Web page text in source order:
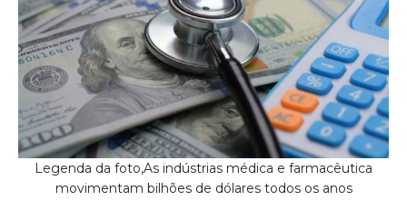
Legenda da foto,As indústrias médica e farmacêutica
movimentam bilhões de dólares todos os anos